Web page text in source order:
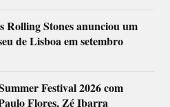
Rolling Stones anunciou um
de Lisboa em setembro
Festival 2026 com
Flores, Zé Ibarra